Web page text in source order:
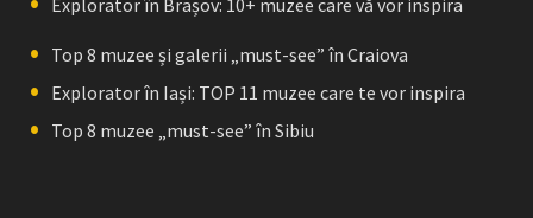
Top 8 muzee și galerii „must-see” în Craiova
Explorator în Iași: TOP 11 muzee care te vor inspira
Top 8 muzee „must-see” în Sibiu